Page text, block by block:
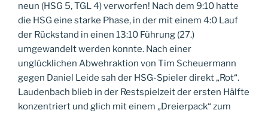
neun (HSG 5, TGL 4) verworfen! Nach dem 9:10 hatte
die HSG eine starke Phase, in der mit einem 4:0 Lauf
der Rückstand in einen 13:10 Führung (27.)
umgewandelt werden konnte. Nach einer
unglücklichen Abwehraktion von Tim Scheuermann
gegen Daniel Leide sah der HSG-Spieler direkt „Rot“.
Laudenbach blieb in der Restspielzeit der ersten Hälfte
konzentriert und glich mit einem „Dreierpack“ zum